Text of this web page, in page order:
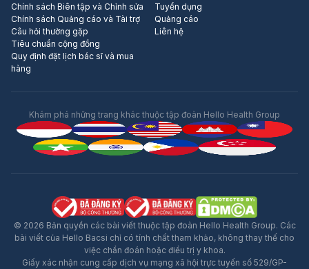
Chính sách Biên tập và Chỉnh sửa
Chính sách Quảng cáo và Tài trợ
Câu hỏi thường gặp
Tiêu chuẩn cộng đồng
Quy định đặt lịch bác sĩ và mua
hàng
Tuyển dụng
Quảng cáo
Liên hệ
Khám phá những trang khác thuộc tập đoàn Hello Health Group
© 2026 Bản quyền các bài viết thuộc tập đoàn Hello Health Group. Các
bài viết của Hello Bacsi chỉ có tính chất tham khảo, không thay thế cho
việc chẩn đoán hoặc điều trị y khoa.
Giấy xác nhận cung cấp dịch vụ mạng xã hội trực tuyến số 529/GP-